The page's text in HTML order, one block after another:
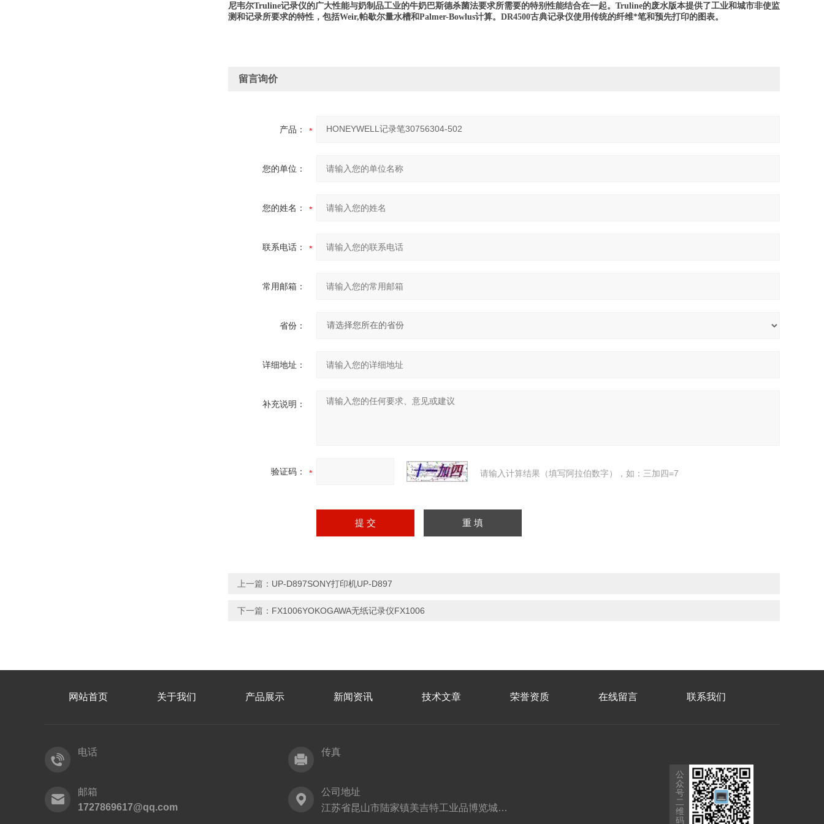
尼韦尔Truline记录仪的广大性能与奶制品工业的牛奶巴斯德杀菌法要求所需要的特别性能结合在一起。 Truline的废水版本提供了工业和城市非使监
测和记录所要求的特性，包括Weir,帕歇尔量水槽和Palmer-Bowlus计算。DR4500古典记录仪使用传统的纤维*笔和预先打印的图表。
留言询价
产品：
您的单位：
您的姓名：
联系电话：
常用邮箱：
省份：
详细地址：
补充说明：
验证码： 请输入计算结果（填写阿拉伯数字），如：三加四=7
上一篇： UP-D897SONY打印机UP-D897
下一篇： FX1006YOKOGAWA无纸记录仪FX1006
网站首页 关于我们 产品展示 新闻资讯 技术文章 荣誉资质 在线留言 联系我们
电话 传真
邮箱
1727869617@qq.com
公司地址
江苏省昆山市陆家镇美吉特工业品博览城11号楼810
公
众
号
二
维
码